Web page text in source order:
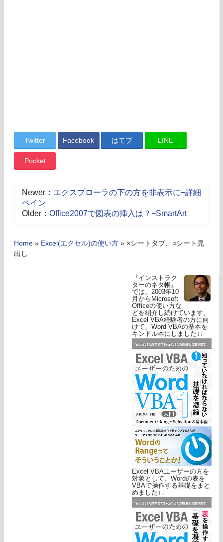
Twitter Facebook はてブ LINE
Pocket
Newer： エクスプローラの下の方を非表示に−詳細
ペイン
Older： Office2007で図表の挿入は？−SmartArt
Home » Excel(エクセル)の使い方 » ×シートタブ、○シート見
出し
『インストラク
ターのネタ帳』
では、2003年10
月からMicrosoft
Officeの使い方な
どを紹介し続けています。
Excel VBA経験者の方に向
けて、Word VBAの基本を
キンドル本にしました↓↓
Excel VBAユーザーの方を
対象として、Wordの表を
VBAで操作する基礎をまと
めました↓↓